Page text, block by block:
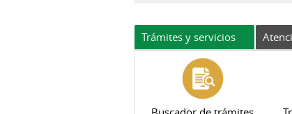
Trámites y servicios